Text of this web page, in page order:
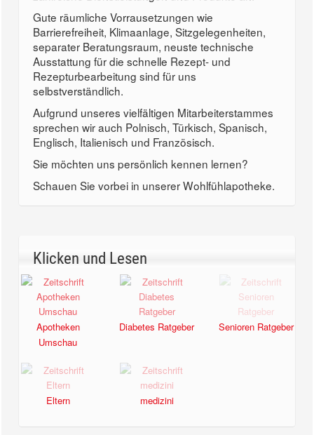
Gute räumliche Vorrausetzungen wie
Barrierefreiheit, Klimaanlage, Sitzgelegenheiten,
separater Beratungsraum, neuste technische
Ausstattung für die schnelle Rezept- und
Rezepturbearbeitung sind für uns
selbstverständlich.
Aufgrund unseres vielfältigen Mitarbeiterstammes
sprechen wir auch Polnisch, Türkisch, Spanisch,
Englisch, Italienisch und Französisch.
Sie möchten uns persönlich kennen lernen?
Schauen Sie vorbei in unserer Wohlfühlapotheke.
Klicken und Lesen
Apotheken
Umschau
Diabetes Ratgeber Senioren Ratgeber
Eltern medizini